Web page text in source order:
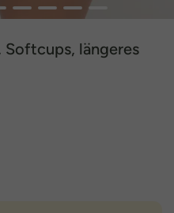
6 7 8
Softcups, längeres